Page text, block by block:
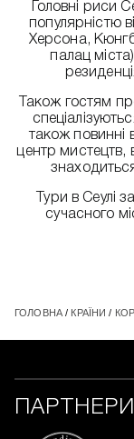
Головні риси
популярністю
Херсона,
палац
Також гостям
також повинні
центр мистецтв,
Тури в Сеулі
сучасного
ГОЛОВНА/ КРАЇНИ /
ПАРТНЕРИ